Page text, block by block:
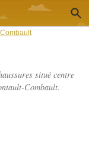
situé centre
Combault.